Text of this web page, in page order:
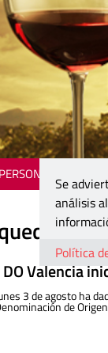
PERSONAJES
DO Valencia
3 de agosto ha
de
Se
análisis
Política